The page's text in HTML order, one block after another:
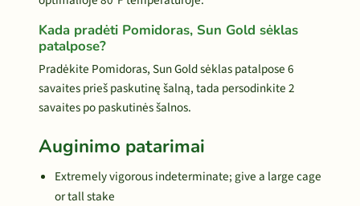
Kada pradėti Pomidoras, Sun Gold sėklas
patalpose?
Pradėkite Pomidoras, Sun Gold sėklas patalpose 6
savaites prieš paskutinę šalną, tada persodinkite 2
savaites po paskutinės šalnos.
Auginimo patarimai
Extremely vigorous indeterminate; give a large cage
or tall stake